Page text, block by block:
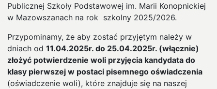
Publicznej Szkoły Podstawowej im. Marii Konopnickiej
w Mazowszanach na rok szkolny 2025/2026.
Przypominamy, że aby zostać przyjętym należy w
dniach od 11.04.2025r. do 25.04.2025r. (włącznie)
złożyć potwierdzenie woli przyjęcia kandydata do
klasy pierwszej w postaci pisemnego oświadczenia
(oświadczenie woli), które znajduje się na naszej